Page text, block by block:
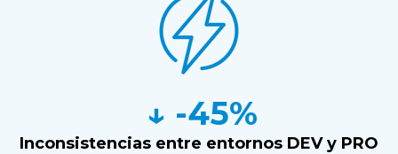
↓ -45%
Inconsistencias entre entornos DEV y PRO